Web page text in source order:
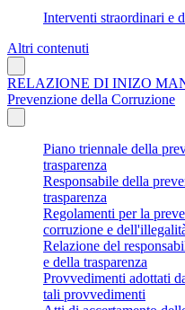
Interventi straordinari e
Altri contenuti
RELAZIONE DI INIZO
Prevenzione della Corruzione
Piano triennale della
trasparenza
Responsabile della
trasparenza
Regolamenti per la
corruzione e
Relazione del
e della trasparenza
Provvedimenti adottati
tali provvedimenti